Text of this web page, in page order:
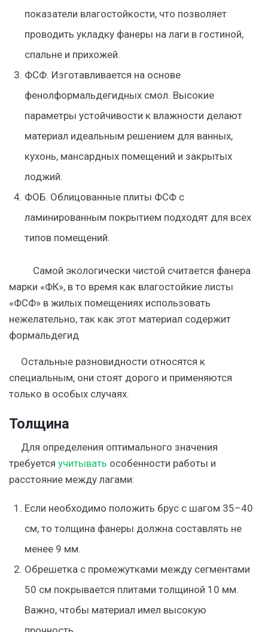
показатели влагостойкости, что позволяет
проводить укладку фанеры на лаги в гостиной,
спальне и прихожей.
ФСФ. Изготавливается на основе
фенолформальдегидных смол. Высокие
параметры устойчивости к влажности делают
материал идеальным решением для ванных,
кухонь, мансардных помещений и закрытых
лоджий.
ФОБ. Облицованные плиты ФСФ с
ламинированным покрытием подходят для всех
типов помещений.
Самой экологически чистой считается фанера
марки «ФК», в то время как влагостойкие листы
«ФСФ» в жилых помещениях использовать
нежелательно, так как этот материал содержит
формальдегид
Остальные разновидности относятся к
специальным, они стоят дорого и применяются
только в особых случаях.
Толщина
Для определения оптимального значения
требуется учитывать особенности работы и
расстояние между лагами:
Если необходимо положить брус с шагом 35–40
см, то толщина фанеры должна составлять не
менее 9 мм.
Обрешетка с промежутками между сегментами
50 см покрывается плитами толщиной 10 мм.
Важно, чтобы материал имел высокую